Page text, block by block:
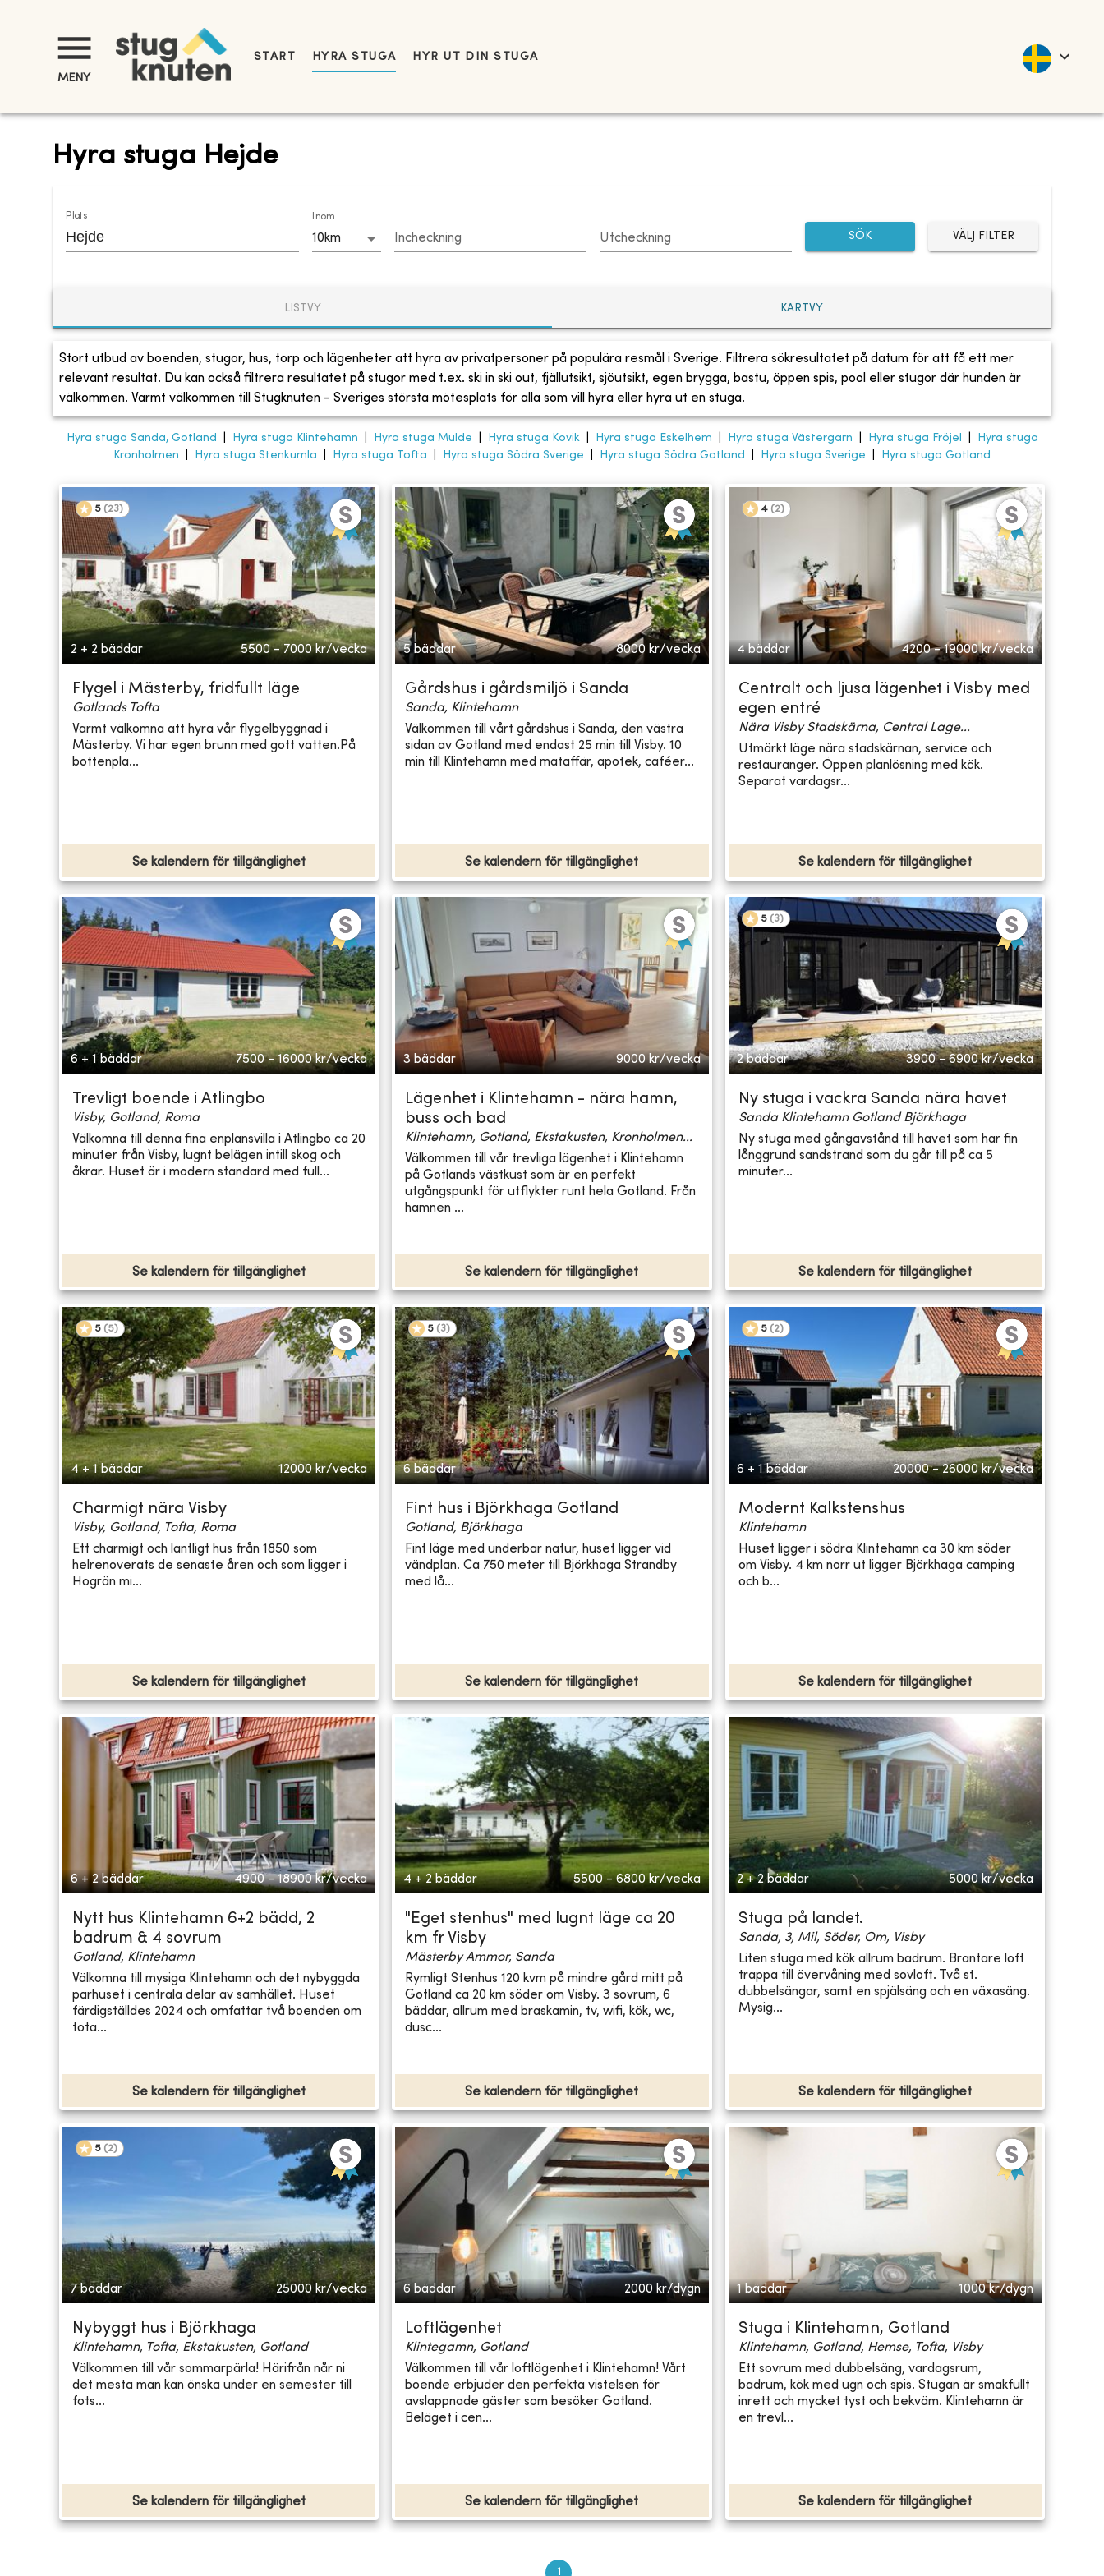
MENY
START HYRA STUGA HYR UT DIN STUGA
Hyra stuga Hejde
Plats Inom
10km Incheckning Utcheckning SÖK VÄLJ FILTER
LISTVY KARTVY
Stort utbud av boenden, stugor, hus, torp och lägenheter att hyra av privatpersoner på populära resmål i Sverige. Filtrera sökresultatet på datum för att få ett mer
relevant resultat. Du kan också filtrera resultatet på stugor med t.ex. ski in ski out, fjällutsikt, sjöutsikt, egen brygga, bastu, öppen spis, pool eller stugor där hunden är
välkommen. Varmt välkommen till Stugknuten - Sveriges största mötesplats för alla som vill hyra eller hyra ut en stuga.
Hyra stuga Sanda, Gotland Hyra stuga Klintehamn Hyra stuga Mulde Hyra stuga Kovik| Hyra stuga Eskelhem Hyra stuga Västergarn Hyra stuga Fröjel
Hyra stuga
Kronholmen
Hyra stuga Stenkumla Hyra stuga Tofta Hyra stuga Södra Sverige Hyra stuga Södra Gotland Hyra stuga Sverige Hyra stuga Gotland
5 (23)
2 + 2 bäddar 5500 - 7000 kr/vecka
Flygel i Mästerby, fridfullt läge
Gotlands Tofta
Varmt välkomna att hyra vår flygelbyggnad i
Mästerby. Vi har egen brunn med gott vatten.På
bottenpla...
Se kalendern för tillgänglighet
5 bäddar 8000 kr/vecka
Gårdshus i gårdsmiljö i Sanda
Sanda, Klintehamn
Välkommen till vårt gårdshus i Sanda, den västra
sidan av Gotland med endast 25 min till Visby. 10
min till Klintehamn med mataffär, apotek, caféer...
Se kalendern för tillgänglighet
4 (2)
4 bäddar 4200 - 19000 kr/vecka
Centralt och ljusa lägenhet i Visby med
egen entré
Nära Visby Stadskärna, Central Lage...
Utmärkt läge nära stadskärnan, service och
restauranger. Öppen planlösning med kök.
Separat vardagsr...
Se kalendern för tillgänglighet
6 + 1 bäddar 7500 - 16000 kr/vecka
Trevligt boende i Atlingbo
Visby, Gotland, Roma
Välkomna till denna fina enplansvilla i Atlingbo ca 20
minuter från Visby, lugnt belägen intill skog och
åkrar. Huset är i modern standard med full...
Se kalendern för tillgänglighet
3 bäddar 9000 kr/vecka
Lägenhet i Klintehamn - nära hamn,
buss och bad
Klintehamn, Gotland, Ekstakusten, Kronholmen...
Välkommen till vår trevliga lägenhet i Klintehamn
på Gotlands västkust som är en perfekt
utgångspunkt för utflykter runt hela Gotland. Från
hamnen ...
Se kalendern för tillgänglighet
5 (3)
2 bäddar 3900 - 6900 kr/vecka
Ny stuga i vackra Sanda nära havet
Sanda Klintehamn Gotland Björkhaga
Ny stuga med gångavstånd till havet som har fin
långgrund sandstrand som du går till på ca 5
minuter...
Se kalendern för tillgänglighet
5 (5)
4 + 1 bäddar 12000 kr/vecka
Charmigt nära Visby
Visby, Gotland, Tofta, Roma
Ett charmigt och lantligt hus från 1850 som
helrenoverats de senaste åren och som ligger i
Hogrän mi...
Se kalendern för tillgänglighet
5 (3)
6 bäddar
Fint hus i Björkhaga Gotland
Gotland, Björkhaga
Fint läge med underbar natur, huset ligger vid
vändplan. Ca 750 meter till Björkhaga Strandby
med lå...
Se kalendern för tillgänglighet
5 (2)
6 + 1 bäddar 20000 - 26000 kr/vecka
Modernt Kalkstenshus
Klintehamn
Huset ligger i södra Klintehamn ca 30 km söder
om Visby. 4 km norr ut ligger Björkhaga camping
och b...
Se kalendern för tillgänglighet
6 + 2 bäddar 4900 - 18900 kr/vecka
Nytt hus Klintehamn 6+2 bädd, 2
badrum & 4 sovrum
Gotland, Klintehamn
Välkomna till mysiga Klintehamn och det nybyggda
parhuset i centrala delar av samhället. Huset
färdigställdes 2024 och omfattar två boenden om
tota...
Se kalendern för tillgänglighet
4 + 2 bäddar 5500 - 6800 kr/vecka
"Eget stenhus" med lugnt läge ca 20
km fr Visby
Mästerby Ammor, Sanda
Rymligt Stenhus 120 kvm på mindre gård mitt på
Gotland ca 20 km söder om Visby. 3 sovrum, 6
bäddar, allrum med braskamin, tv, wifi, kök, wc,
dusc...
Se kalendern för tillgänglighet
2 + 2 bäddar 5000 kr/vecka
Stuga på landet.
Sanda, 3, Mil, Söder, Om, Visby
Liten stuga med kök allrum badrum. Brantare loft
trappa till övervåning med sovloft. Två st.
dubbelsängar, samt en spjälsäng och en växasäng.
Mysig...
Se kalendern för tillgänglighet
5 (2)
7 bäddar 25000 kr/vecka
Nybyggt hus i Björkhaga
Klintehamn, Tofta, Ekstakusten, Gotland
Välkommen till vår sommarpärla! Härifrån når ni
det mesta man kan önska under en semester till
fots...
Se kalendern för tillgänglighet
6 bäddar 2000 kr/dygn
Loftlägenhet
Klintegamn, Gotland
Välkommen till vår loftlägenhet i Klintehamn! Vårt
boende erbjuder den perfekta vistelsen för
avslappnade gäster som besöker Gotland.
Beläget i cen...
Se kalendern för tillgänglighet
1 bäddar 1000 kr/dygn
Stuga i Klintehamn, Gotland
Klintehamn, Gotland, Hemse, Tofta, Visby
Ett sovrum med dubbelsäng, vardagsrum,
badrum, kök med ugn och spis. Stugan är smakfullt
inrett och mycket tyst och bekväm. Klintehamn är
en trevl...
Se kalendern för tillgänglighet
1